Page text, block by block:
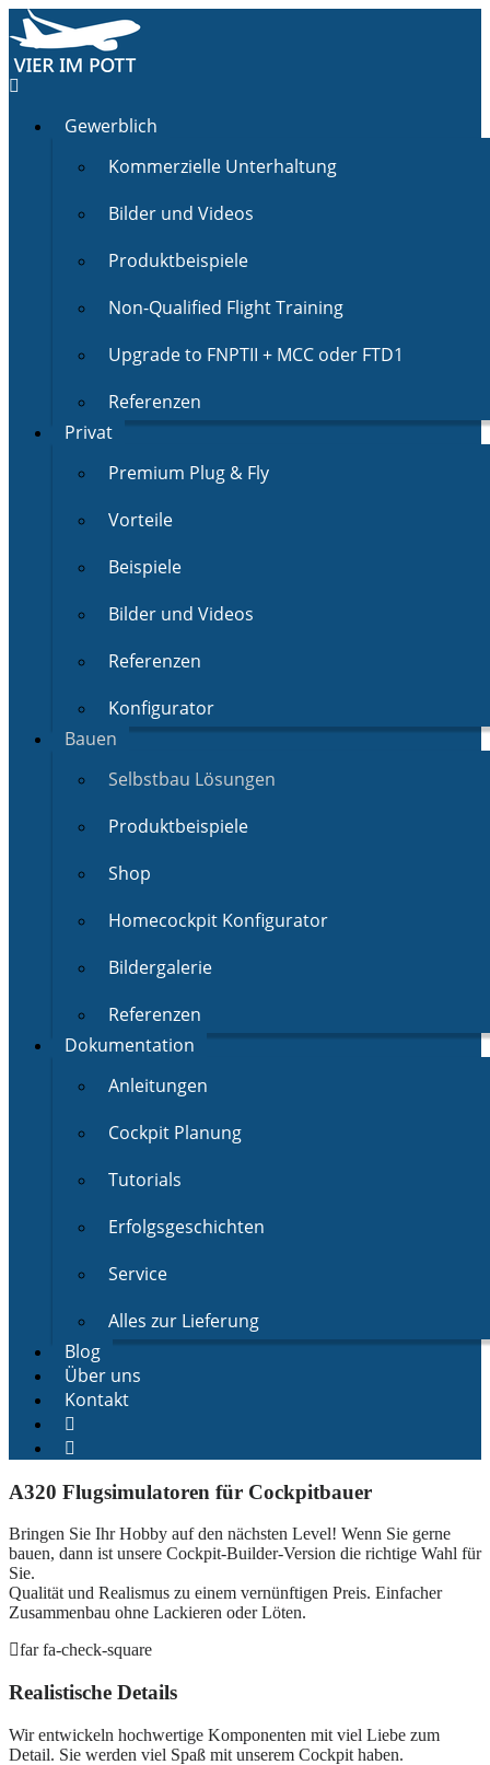
Gewerblich
Kommerzielle Unterhaltung
Bilder und Videos
Produktbeispiele
Non-Qualified Flight Training
Upgrade to FNPTII + MCC oder FTD1
Referenzen
Privat
Premium Plug & Fly
Vorteile
Beispiele
Bilder und Videos
Referenzen
Konfigurator
Bauen
Selbstbau Lösungen
Produktbeispiele
Shop
Homecockpit Konfigurator
Bildergalerie
Referenzen
Dokumentation
Anleitungen
Cockpit Planung
Tutorials
Erfolgsgeschichten
Service
Alles zur Lieferung
Blog
Über uns
Kontakt
A320 Flugsimulatoren für Cockpitbauer
Bringen Sie Ihr Hobby auf den nächsten Level! Wenn Sie gerne
bauen, dann ist unsere Cockpit-Builder-Version die richtige Wahl für
Sie.
Qualität und Realismus zu einem vernünftigen Preis. Einfacher
Zusammenbau ohne Lackieren oder Löten.
far fa-check-square
Realistische Details
Wir entwickeln hochwertige Komponenten mit viel Liebe zum
Detail. Sie werden viel Spaß mit unserem Cockpit haben.